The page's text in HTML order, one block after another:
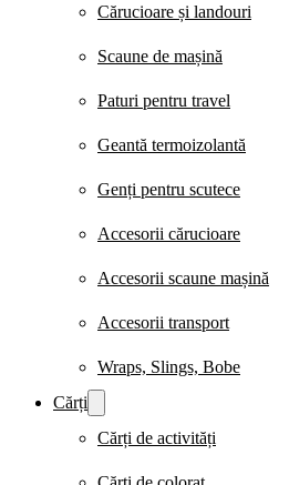
Cărucioare și landouri
Scaune de mașină
Paturi pentru travel
Geantă termoizolantă
Genți pentru scutece
Accesorii cărucioare
Accesorii scaune mașină
Accesorii transport
Wraps, Slings, Bobe
Cărți
Cărți de activități